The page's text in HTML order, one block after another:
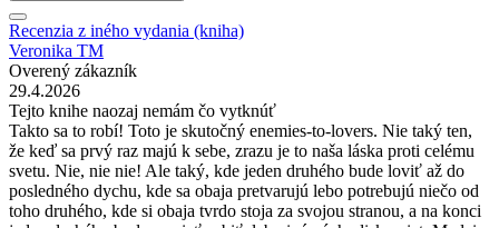
Recenzia z iného vydania (kniha)
Veronika TM
Overený zákazník
29.4.2026
Tejto knihe naozaj nemám čo vytknúť
Takto sa to robí! Toto je skutočný enemies-to-lovers. Nie taký ten,
že keď sa prvý raz majú k sebe, zrazu je to naša láska proti celému
svetu. Nie, nie nie! Ale taký, kde jeden druhého bude loviť až do
posledného dychu, kde sa obaja pretvarujú lebo potrebujú niečo od
toho druhého, kde si obaja tvrdo stoja za svojou stranou, a na konci